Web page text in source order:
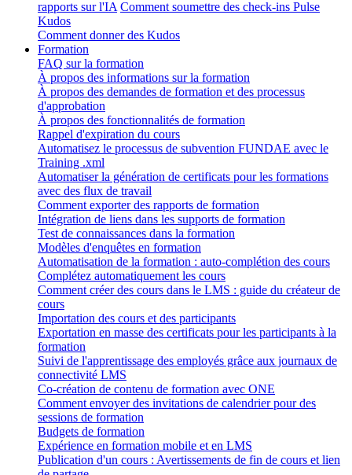
rapports sur l'IA Comment soumettre des check-ins Pulse
Kudos
Comment donner des Kudos
Formation
FAQ sur la formation
À propos des informations sur la formation
À propos des demandes de formation et des processus
d'approbation
À propos des fonctionnalités de formation
Rappel d'expiration du cours
Automatisez le processus de subvention FUNDAE avec le
Training .xml
Automatiser la génération de certificats pour les formations
avec des flux de travail
Comment exporter des rapports de formation
Intégration de liens dans les supports de formation
Test de connaissances dans la formation
Modèles d'enquêtes en formation
Automatisation de la formation : auto-complétion des cours
Complétez automatiquement les cours
Comment créer des cours dans le LMS : guide du créateur de
cours
Importation des cours et des participants
Exportation en masse des certificats pour les participants à la
formation
Suivi de l'apprentissage des employés grâce aux journaux de
connectivité LMS
Co-création de contenu de formation avec ONE
Comment envoyer des invitations de calendrier pour des
sessions de formation
Budgets de formation
Expérience en formation mobile et en LMS
Publication d'un cours : Avertissements de fin de cours et lien